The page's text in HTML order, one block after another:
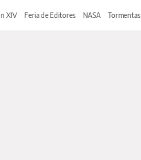
XIV Feria de Editores NASA Tormentas